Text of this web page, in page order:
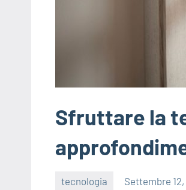
Sfruttare la
tecnologia Settembre